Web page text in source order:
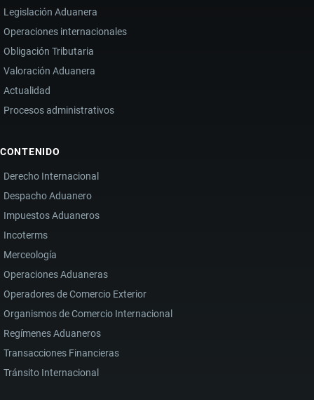
Legislación Aduanera
Operaciones internacionales
Obligación Tributaria
Valoración Aduanera
Actualidad
Procesos administrativos
CONTENIDO
Derecho Internacional
Despacho Aduanero
Impuestos Aduaneros
Incoterms
Merceología
Operaciones Aduaneras
Operadores de Comercio Exterior
Organismos de Comercio Internacional
Regímenes Aduaneros
Transacciones Financieras
Tránsito Internacional